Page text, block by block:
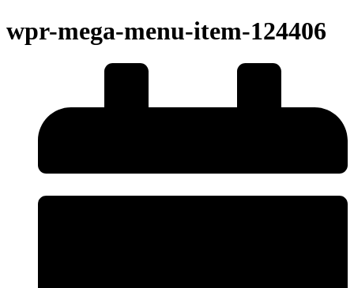
wpr-mega-menu-item-124406